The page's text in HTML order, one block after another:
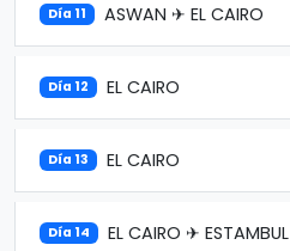
Día 11 ASWAN ✈ EL CAIRO
Día 12 EL CAIRO
Día 13 EL CAIRO
Día 14 EL CAIRO ✈ ESTAMBUL